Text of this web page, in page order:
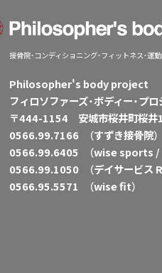
接骨院・コンディショニング・フィットネス・運
Philosopher's body project
フィロソファーズ・ボディー・プ
〒444-1154 安城市桜井町桜井
0566.99.7166 （すずき接骨院）
0566.99.6405 （wise sports /
0566.99.1050 （デイサービス
0566.95.5571 （wise fit）